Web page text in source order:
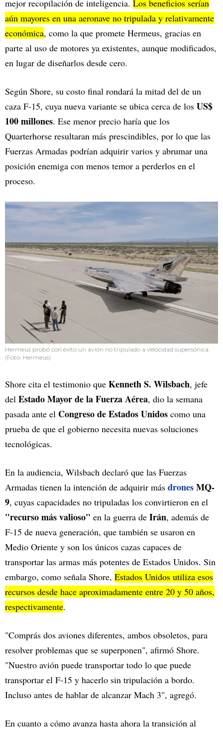
mejor recopilación de inteligencia. Los beneficios serían
aún mayores en una aeronave no tripulada y relativamente
económica, como la que promete Hermeus, gracias en
parte al uso de motores ya existentes, aunque modificados,
en lugar de diseñarlos desde cero.
Según Shore, su costo final rondará la mitad del de un
caza F-15, cuya nueva variante se ubica cerca de los US$
100 millones. Ese menor precio haría que los
Quarterhorse resultaran más prescindibles, por lo que las
Fuerzas Armadas podrían adquirir varios y abrumar una
posición enemiga con menos temor a perderlos en el
proceso.
Hermeus probó con éxito un avión no tripulado a velocidad supersónica.
(Foto: Hermeus)
Shore cita el testimonio que Kenneth S. Wilsbach, jefe
del Estado Mayor de la Fuerza Aérea, dio la semana
pasada ante el Congreso de Estados Unidos como una
prueba de que el gobierno necesita nuevas soluciones
tecnológicas.
En la audiencia, Wilsbach declaró que las Fuerzas
Armadas tienen la intención de adquirir más dronesMQ-
9, cuyas capacidades no tripuladas los convirtieron en el
"recurso más valioso" en la guerra de Irán, además de
F-15 de nueva generación, que también se usaron en
Medio Oriente y son los únicos cazas capaces de
transportar las armas más potentes de Estados Unidos. Sin
embargo, como señala Shore, Estados Unidos utiliza esos
recursos desde hace aproximadamente entre 20 y 50 años,
respectivamente.
"Comprás dos aviones diferentes, ambos obsoletos, para
resolver problemas que se superponen", afirmó Shore.
"Nuestro avión puede transportar todo lo que puede
transportar el F-15 y hacerlo sin tripulación a bordo.
Incluso antes de hablar de alcanzar Mach 3", agregó.
En cuanto a cómo avanza hasta ahora la transición al